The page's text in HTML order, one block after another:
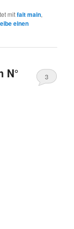
mitfait main,
einen
N°
3